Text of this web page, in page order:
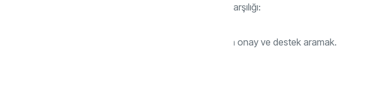
hemen anneye geri döner. Yetişkinlikte karşılığı:
Kendi hayatını kurmaya çalışırken aileden onay ve destek aramak.